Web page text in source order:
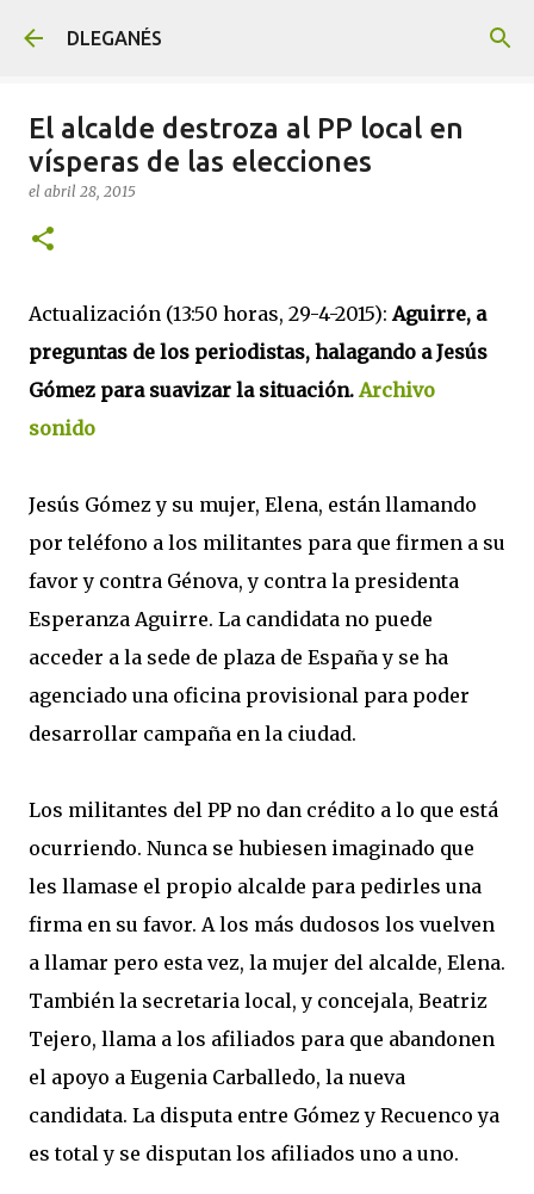
DLEGANÉS
El alcalde destroza al PP local en
vísperas de las elecciones
el abril 28, 2015
Actualización (13:50 horas, 29-4-2015):Aguirre, a
preguntas de los periodistas, halagando a Jesús
Gómez para suavizar la situación.Archivo
sonido
Jesús Gómez y su mujer, Elena, están llamando
por teléfono a los militantes para que firmen a su
favor y contra Génova, y contra la presidenta
Esperanza Aguirre. La candidata no puede
acceder a la sede de plaza de España y se ha
agenciado una oficina provisional para poder
desarrollar campaña en la ciudad.
Los militantes del PP no dan crédito a lo que está
ocurriendo. Nunca se hubiesen imaginado que
les llamase el propio alcalde para pedirles una
firma en su favor. A los más dudosos los vuelven
a llamar pero esta vez, la mujer del alcalde, Elena.
También la secretaria local, y concejala, Beatriz
Tejero, llama a los afiliados para que abandonen
el apoyo a Eugenia Carballedo, la nueva
candidata. La disputa entre Gómez y Recuenco ya
es total y se disputan los afiliados uno a uno.